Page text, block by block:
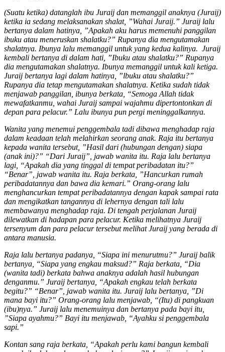
(Suatu ketika) datanglah ibu Juraij dan memanggil anaknya (Juraij)
ketika ia sedang melaksanakan shalat, ”Wahai Juraij.” Juraij lalu
bertanya dalam hatinya, ”Apakah aku harus memenuhi panggilan
ibuku atau meneruskan shalatku?” Rupanya dia mengutamakan
shalatnya. Ibunya lalu memanggil untuk yang kedua kalinya. Juraij
kembali bertanya di dalam hati, ”Ibuku atau shalatku?” Rupanya
dia mengutamakan shalatnya. Ibunya memanggil untuk kali ketiga.
Juraij bertanya lagi dalam hatinya, ”lbuku atau shalatku?”
Rupanya dia tetap mengutamakan shalatnya. Ketika sudah tidak
menjawab panggilan, ibunya berkata, “Semoga Allah tidak
mewafatkanmu, wahai Juraij sampai wajahmu dipertontonkan di
depan para pelacur.” Lalu ibunya pun pergi meninggalkannya.
Wanita yang menemui penggembala tadi dibawa menghadap raja
dalam keadaan telah melahirkan seorang anak. Raja itu bertanya
kepada wanita tersebut, ”Hasil dari (hubungan dengan) siapa
(anak ini)?” “Dari Juraij”, jawab wanita itu. Raja lalu bertanya
lagi, “Apakah dia yang tinggal di tempat peribadatan itu?”
“Benar”, jawab wanita itu. Raja berkata, ”Hancurkan rumah
peribadatannya dan bawa dia kemari.” Orang-orang lalu
menghancurkan tempat peribadatannya dengan kapak sampai rata
dan mengikatkan tangannya di lehernya dengan tali lalu
membawanya menghadap raja. Di tengah perjalanan Juraij
dilewatkan di hadapan para pelacur. Ketika melihatnya Juraij
tersenyum dan para pelacur tersebut melihat Juraij yang berada di
antara manusia.
Raja lalu bertanya padanya, “Siapa ini menurutmu?” Juraij balik
bertanya, “Siapa yang engkau maksud?” Raja berkata, “Dia
(wanita tadi) berkata bahwa anaknya adalah hasil hubungan
denganmu.” Juraij bertanya, “Apakah engkau telah berkata
begitu?” “Benar”, jawab wanita itu. Juraij lalu bertanya, ”Di
mana bayi itu?” Orang-orang lalu menjawab, “(Itu) di pangkuan
(ibu)nya.” Juraij lalu menemuinya dan bertanya pada bayi itu,
”Siapa ayahmu?” Bayi itu menjawab, “Ayahku si penggembala
sapi.”
Kontan sang raja berkata, “Apakah perlu kami bangun kembali